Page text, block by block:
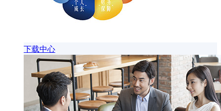
下载中心